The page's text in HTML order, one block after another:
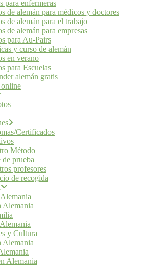
para enfermeras
de alemán para médicos y doctores
de alemán para el trabajo
de alemán para empresas
para Au-Pairs
y curso de alemán
en verano
para Escuelas
alemán gratis
online
Certificados
Método
de prueba
profesores
de recogida
Alemania
y Cultura
Alemania
Alemania